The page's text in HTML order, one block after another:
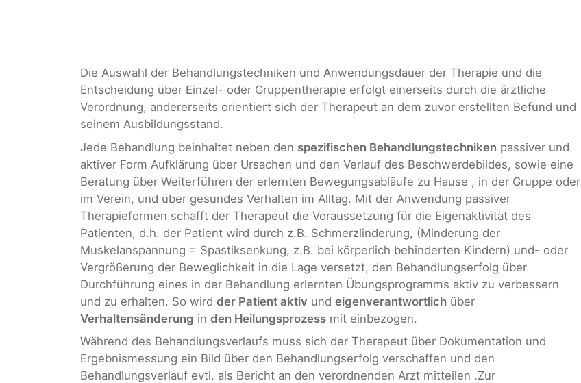
Die Auswahl der Behandlungstechniken und Anwendungsdauer der Therapie und die
Entscheidung über Einzel- oder Gruppentherapie erfolgt einerseits durch die ärztliche
Verordnung, andererseits orientiert sich der Therapeut an dem zuvor erstellten Befund und
seinem Ausbildungsstand.
Jede Behandlung beinhaltet neben den spezifischen Behandlungstechniken passiver und
aktiver Form Aufklärung über Ursachen und den Verlauf des Beschwerdebildes, sowie eine
Beratung über Weiterführen der erlernten Bewegungsabläufe zu Hause , in der Gruppe oder
im Verein, und über gesundes Verhalten im Alltag. Mit der Anwendung passiver
Therapieformen schafft der Therapeut die Voraussetzung für die Eigenaktivität des
Patienten, d.h. der Patient wird durch z.B. Schmerzlinderung, (Minderung der
Muskelanspannung = Spastiksenkung, z.B. bei körperlich behinderten Kindern) und- oder
Vergrößerung der Beweglichkeit in die Lage versetzt, den Behandlungserfolg über
Durchführung eines in der Behandlung erlernten Übungsprogramms aktiv zu verbessern
und zu erhalten. So wird der Patient aktiv und eigenverantwortlich über
Verhaltensänderung in den Heilungsprozess mit einbezogen.
Während des Behandlungsverlaufs muss sich der Therapeut über Dokumentation und
Ergebnismessung ein Bild über den Behandlungserfolg verschaffen und den
Behandlungsverlauf evtl. als Bericht an den verordnenden Arzt mitteilen .Zur